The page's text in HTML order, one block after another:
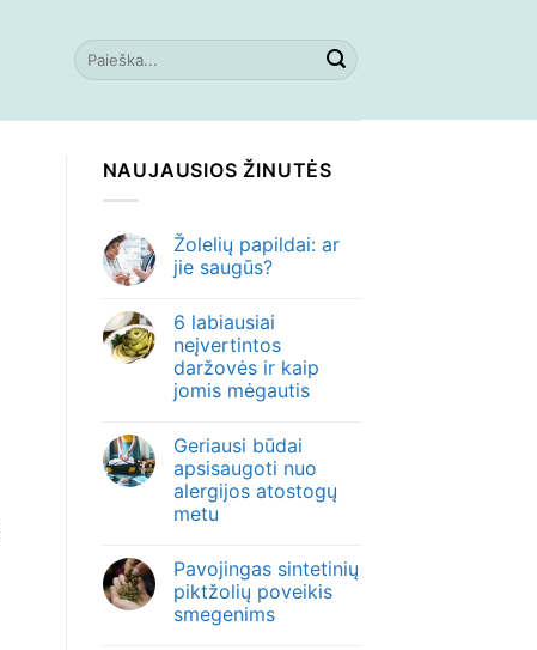
NAUJAUSIOS ŽINUTĖS
Žolelių papildai: ar
jie saugūs?
6 labiausiai
neįvertintos
daržovės ir kaip
jomis mėgautis
Geriausi būdai
apsisaugoti nuo
alergijos atostogų
metu
Pavojingas sintetinių
piktžolių poveikis
smegenims